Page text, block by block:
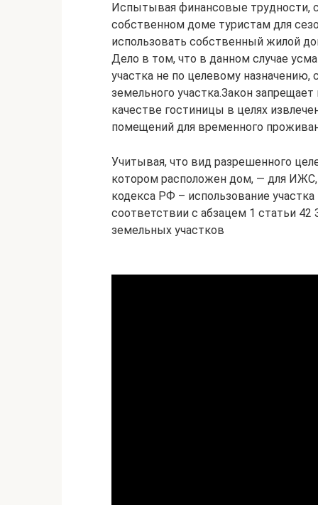
Испытывая финансовые трудности,
собственном доме туристам для
использовать собственный жилой
Дело в том, что в данном случае
участка не по целевому
земельного участка.Закон
качестве гостиницы в целях
помещений для временного
Учитывая, что вид разрешенного
котором расположен дом, — для
кодекса РФ – использование
соответствии с абзацем 1 статьи
земельных участков